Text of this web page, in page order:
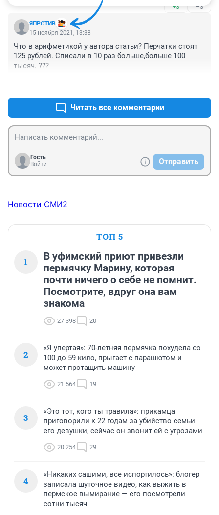
карте, или эту информацию украдут - максимальная
потеря будет эквивалентна балансу карты, т.е. 200-
500р.
Такси, каршеринг, подписки на музыку и прочие
сервисы - тоже на эту карту.
Это достаточно просто, зато можно спать спокойно,
больше вами дозволенного с карты не уведут.
Фактически, пермяк два раза по невнимательности
совершил ошибку.
+3 –3
ЯПРОТИВ
15 ноября 2021, 13:38
Что в арифметикой у автора статьи? Перчатки стоят
125 рублей. Списали в 10 раз больше,больше 100
тысяч. ???
Читать все комментарии
Гость
Войти
Отправить
Новости СМИ2
ТОП 5
1
В уфимский приют привезли
пермячку Марину, которая
почти ничего о себе не помнит.
Посмотрите, вдруг она вам
знакома
27 398 20
2
«Я упертая»: 70-летняя пермячка похудела со
100 до 59 кило, прыгает с парашютом и
может протащить машину
21 564 19
3
«Это тот, кого ты травила»: прикамца
приговорили к 22 годам за убийство семьи
его девушки, сейчас он звонит ей с угрозами
20 254 29
4
«Никаких сашими, все испортилось»: блогер
записала шуточное видео, как выжить в
пермское вымирание — его посмотрели
сотни тысяч